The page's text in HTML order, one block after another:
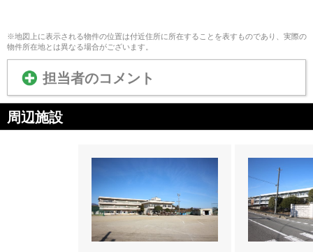
※地図上に表示される物件の位置は付近住所に所在することを表すものであり、実際の
物件所在地とは異なる場合がございます。
担当者のコメント
周辺施設